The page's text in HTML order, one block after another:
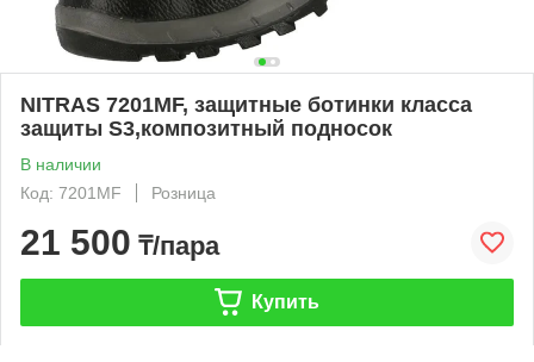
NITRAS 7201MF, защитные ботинки класса
защиты S3,композитный подносок
В наличии
Код: 7201MF
Розница
21 500 ₸/пара
Купить